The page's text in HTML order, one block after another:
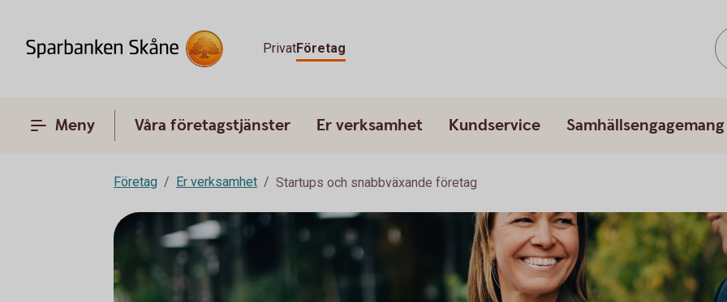
PrivatFöretag
Meny Våra företagstjänster Er verksamhet Kundservice Samhällsengagemang
Företag Er verksamhet Startups och snabbväxande företag